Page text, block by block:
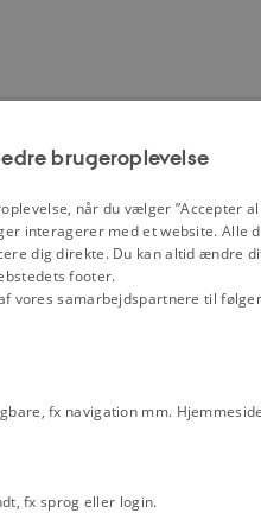
brugeroplevelse
når du vælger ”Accepter
interagerer med et website. Alle
dig direkte. Du kan altid ændre
footer.
vores samarbejdspartnere til
fx navigation mm.
fx sprog eller login.